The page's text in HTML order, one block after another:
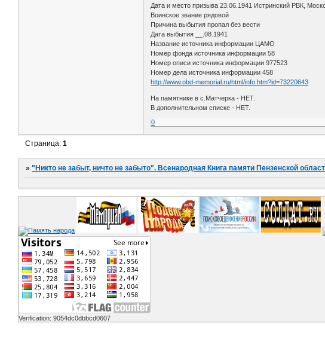
Дата и место призыва 23.06.1941 Истринский РВК,
Воинское звание рядовой
Причина выбытия пропал без вести
Дата выбытия __.08.1941
Название источника информации ЦАМО
Номер фонда источника информации 58
Номер описи источника информации 977523
Номер дела источника информации 458
http://www.obd-memorial.ru/html/info.htm?id=73220643
На памятнике в с.Матчерка - НЕТ.
В дополнительном списке - НЕТ.
0
Страница:1
»"Никто не забыт, ничто не забыто". Всенародная Книга памяти Пензенской
Verification: 9054dc0dbbcd0607